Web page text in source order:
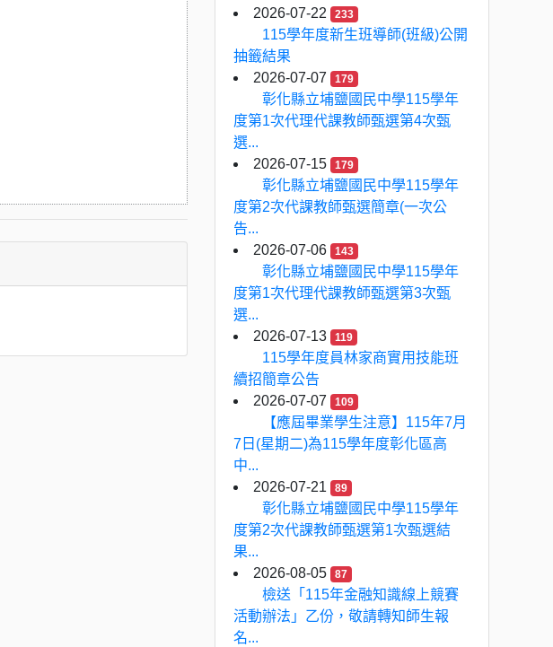
2026-07-22
233
115學年度新生班導師(班級)公開
抽籤結果
2026-07-07
179
彰化縣立埔鹽國民中學115學年
度第1次代理代課教師甄選第4次甄
選...
2026-07-15
179
彰化縣立埔鹽國民中學115學年
度第2次代課教師甄選簡章(一次公
告...
2026-07-06
143
彰化縣立埔鹽國民中學115學年
度第1次代理代課教師甄選第3次甄
選...
2026-07-13
119
115學年度員林家商實用技能班
續招簡章公告
2026-07-07
109
【應屆畢業學生注意】115年7月
7日(星期二)為115學年度彰化區高
中...
2026-07-21
89
彰化縣立埔鹽國民中學115學年
度第2次代課教師甄選第1次甄選結
果...
2026-08-05
87
檢送「115年金融知識線上競賽
活動辦法」乙份，敬請轉知師生報
名...